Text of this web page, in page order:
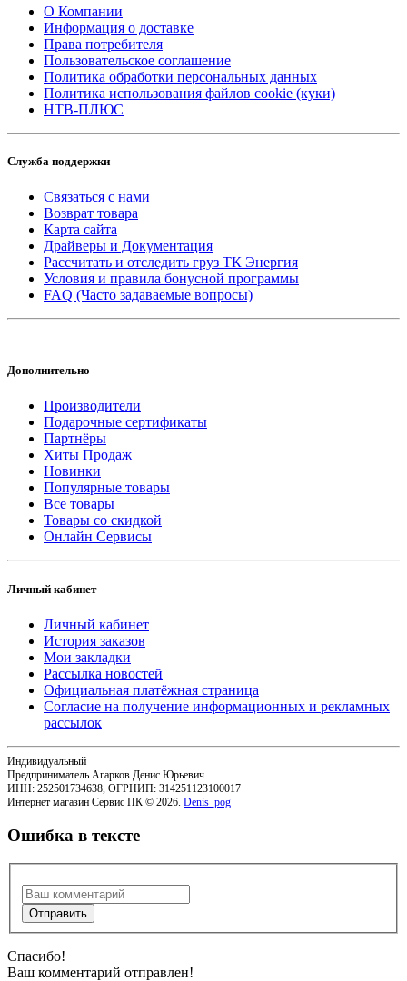
О Компании
Информация о доставке
Права потребителя
Пользовательское соглашение
Политика обработки персональных данных
Политика использования файлов cookie (куки)
НТВ-ПЛЮС
Служба поддержки
Связаться с нами
Возврат товара
Карта сайта
Драйверы и Документация
Рассчитать и отследить груз ТК Энергия
Условия и правила бонусной программы
FAQ (Часто задаваемые вопросы)
Дополнительно
Производители
Подарочные сертификаты
Партнёры
Хиты Продаж
Новинки
Популярные товары
Все товары
Товары со скидкой
Онлайн Сервисы
Личный кабинет
Личный кабинет
История заказов
Мои закладки
Рассылка новостей
Официальная платёжная страница
Согласие на получение информационных и рекламных
рассылок
Индивидуальный
Предприниматель Агарков Денис Юрьевич
ИНН: 252501734638, ОГРНИП: 314251123100017
Интернет магазин Сервис ПК © 2026. Denis_pog
Ошибка в тексте
Спасибо!
Ваш комментарий отправлен!